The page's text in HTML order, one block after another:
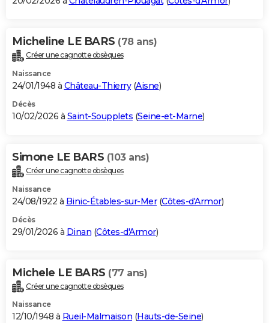
Micheline LE BARS (78 ans)
Créer une cagnotte obsèques
Naissance
24/01/1948 à Château-Thierry(Aisne)
Décès
10/02/2026 à Saint-Soupplets (Seine-et-Marne)
Simone LE BARS (103 ans)
Créer une cagnotte obsèques
Naissance
24/08/1922 à Binic-Étables-sur-Mer(Côtes-d'Armor)
Décès
29/01/2026 à Dinan (Côtes-d'Armor)
Michele LE BARS (77 ans)
Créer une cagnotte obsèques
Naissance
12/10/1948 à Rueil-Malmaison (Hauts-de-Seine)